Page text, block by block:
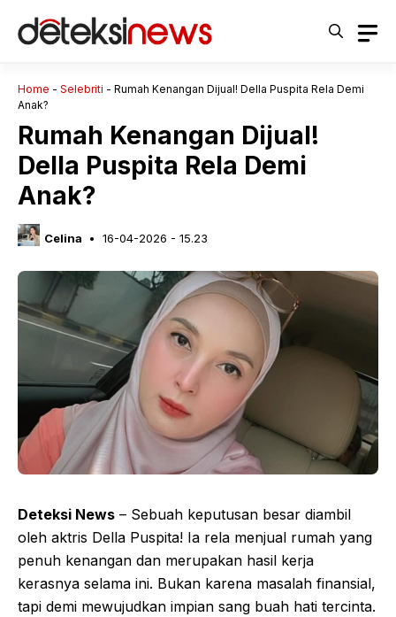
Home - Selebriti - Rumah Kenangan Dijual! Della Puspita Rela Demi
Anak?
Rumah Kenangan Dijual!
Della Puspita Rela Demi
Anak?
Celina 16-04-2026 - 15.23
Deteksi News – Sebuah keputusan besar diambil
oleh aktris Della Puspita! Ia rela menjual rumah yang
penuh kenangan dan merupakan hasil kerja
kerasnya selama ini. Bukan karena masalah finansial,
tapi demi mewujudkan impian sang buah hati tercinta.